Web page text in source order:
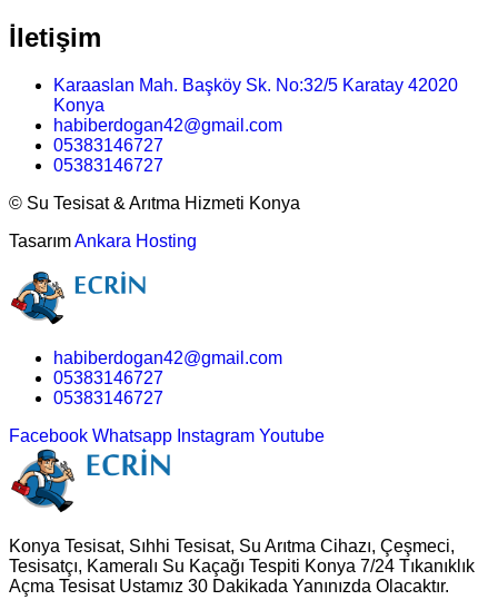
İletişim
Karaaslan Mah. Başköy Sk. No:32/5 Karatay 42020
Konya
habiberdogan42@gmail.com
05383146727
05383146727
© Su Tesisat & Arıtma Hizmeti Konya
TasarımAnkara Hosting
habiberdogan42@gmail.com
05383146727
05383146727
Facebook Whatsapp Instagram Youtube
Konya Tesisat, Sıhhi Tesisat, Su Arıtma Cihazı, Çeşmeci,
Tesisatçı, Kameralı Su Kaçağı Tespiti Konya 7/24 Tıkanıklık
Açma Tesisat Ustamız 30 Dakikada Yanınızda Olacaktır.